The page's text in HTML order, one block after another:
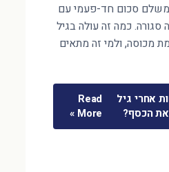
סכום חד-פעמי עם
כמה זה עולה בגיל
מה באמת מכוסה, ולמי זה מתאים
אחרי גיל
Read
More »